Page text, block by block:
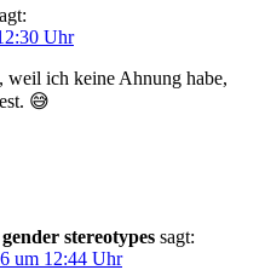
Uhr
ich keine Ahnung habe,
😅
stereotypes sagt:
um 12:44 Uhr